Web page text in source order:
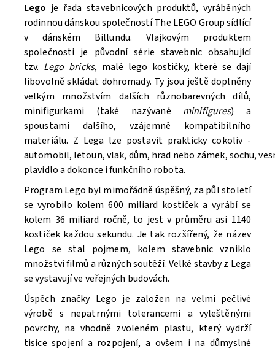
Souhlasím seZpracováním osobních údajů.
Lego je řada stavebnicových produktů, vyráběných
rodinnou dánskou společností The LEGO Group sídlící
v dánském Billundu. Vlajkovým produktem
společnosti je původní série stavebnic obsahující
tzv. Lego bricks, malé lego kostičky, které se dají
libovolně skládat dohromady. Ty jsou ještě doplněny
velkým množstvím dalších různobarevných dílů,
minifigurkami (také nazývané minifigures) a
spoustami dalšího, vzájemně kompatibilního
materiálu. Z Lega lze postavit prakticky cokoliv -
automobil, letoun, vlak, dům, hrad nebo zámek, sochu,
plavidlo a dokonce i funkčního robota.
Program Lego byl mimořádně úspěšný, za půl století
se vyrobilo kolem 600 miliard kostiček a vyrábí se
kolem 36 miliard ročně, to jest v průměru asi 1140
kostiček každou sekundu. Je tak rozšířený, že název
Lego se stal pojmem, kolem stavebnic vzniklo
množství filmů a různých soutěží. Velké stavby z Lega
se vystavují ve veřejných budovách.
Úspěch značky Lego je založen na velmi pečlivé
výrobě s nepatrnými tolerancemi a vyleštěnými
povrchy, na vhodně zvoleném plastu, který vydrží
tisíce spojení a rozpojení, a ovšem i na důmyslné